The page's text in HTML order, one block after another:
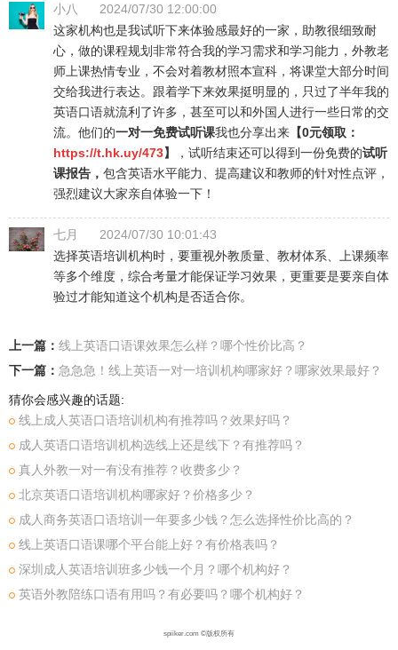
小八
2024/07/30 12:00:00
这家机构也是我试听下来体验感最好的一家，助教很细致耐
心，做的课程规划非常符合我的学习需求和学习能力，外教老
师上课热情专业，不会对着教材照本宣科，将课堂大部分时间
交给我进行表达。跟着学下来效果挺明显的，只过了半年我的
英语口语就流利了许多，甚至可以和外国人进行一些日常的交
流。他们的一对一免费试听课我也分享出来 【0元领取：
https://t.hk.uy/473】 ，试听结束还可以得到一份免费的试听
课报告， 包含英语水平能力、提高建议和教师的针对性点评，
强烈建议大家亲自体验一下！
七月
2024/07/30 10:01:43
选择英语培训机构时，要重视外教质量、教材体系、上课频率
等多个维度，综合考量才能保证学习效果，更重要是要亲自体
验过才能知道这个机构是否适合你。
上一篇： 线上英语口语课效果怎么样？哪个性价比高？
下一篇： 急急急！线上英语一对一培训机构哪家好？哪家效果最好？
猜你会感兴趣的话题:
线上成人英语口语培训机构有推荐吗？效果好吗？
成人英语口语培训机构选线上还是线下？有推荐吗？
真人外教一对一有没有推荐？收费多少？
北京英语口语培训机构哪家好？价格多少？
成人商务英语口语培训一年要多少钱？怎么选择性价比高的？
线上英语口语课哪个平台能上好？有价格表吗？
深圳成人英语培训班多少钱一个月？哪个机构好？
英语外教陪练口语有用吗？有必要吗？哪个机构好？
spiiker.com ©版权所有